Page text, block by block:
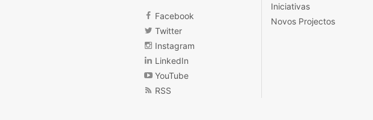
Público
Facebook
Twitter
Instagram
LinkedIn
YouTube
RSS
Iniciativas
Novos Projectos